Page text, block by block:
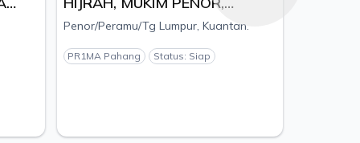
DAERAH KUANTAN, PAHANG
Penor/Peramu/Tg Lumpur, Kuantan.
PR1MA Pahang Status: Siap